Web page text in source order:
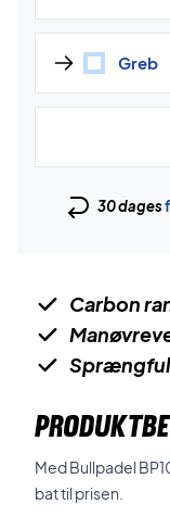
Greb
30 dages
Carbon
Med Bullpadel
bat til prisen.